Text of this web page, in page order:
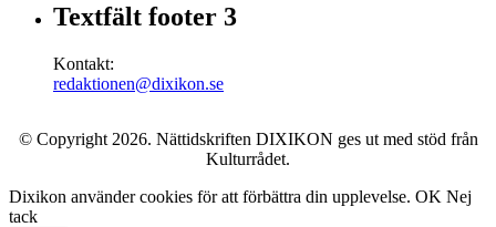
Textfält footer 3
Kontakt:
redaktionen@dixikon.se
© Copyright 2026. Nättidskriften DIXIKON ges ut med stöd från
Kulturrådet.
Dixikon använder cookies för att förbättra din upplevelse. OK Nej
tack